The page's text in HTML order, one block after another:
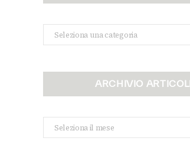
Categorie
ARCHIVIO ARTICOLI
Archivio
Articoli